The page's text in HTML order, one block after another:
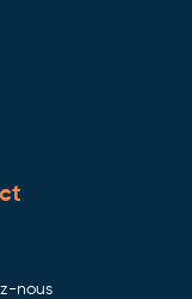
nous